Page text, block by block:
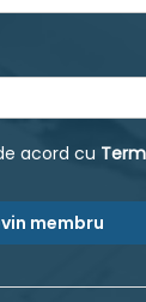
acord cu
membru